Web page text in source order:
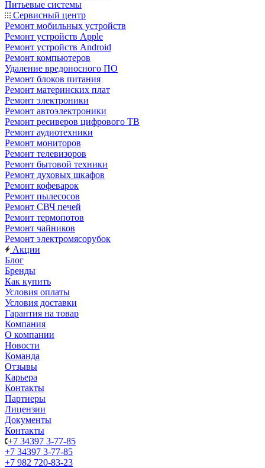
Питьевые системы
Сервисный центр
Ремонт мобильных устройств
Ремонт устройств Apple
Ремонт устройств Android
Ремонт компьютеров
Удаление вредоносного ПО
Ремонт блоков питания
Ремонт материнских плат
Ремонт электроники
Ремонт автоэлектроники
Ремонт ресиверов цифрового ТВ
Ремонт аудиотехники
Ремонт мониторов
Ремонт телевизоров
Ремонт бытовой техники
Ремонт духовых шкафов
Ремонт кофеварок
Ремонт пылесосов
Ремонт СВЧ печей
Ремонт термопотов
Ремонт чайников
Ремонт электромясорубок
Акции
Блог
Бренды
Как купить
Условия оплаты
Условия доставки
Гарантия на товар
Компания
О компании
Новости
Команда
Отзывы
Карьера
Контакты
Партнеры
Лицензии
Документы
Контакты
+7 34397 3-77-85
+7 34397 3-77-85
+7 982 720-83-23